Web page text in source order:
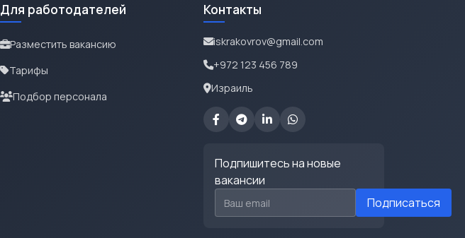
Для работодателей
Разместить вакансию
Тарифы
Подбор персонала
Контакты
iskrakovrov@gmail.com
+972 123 456 789
Израиль
Подпишитесь на новые
вакансии
Email для подписки
Подписаться